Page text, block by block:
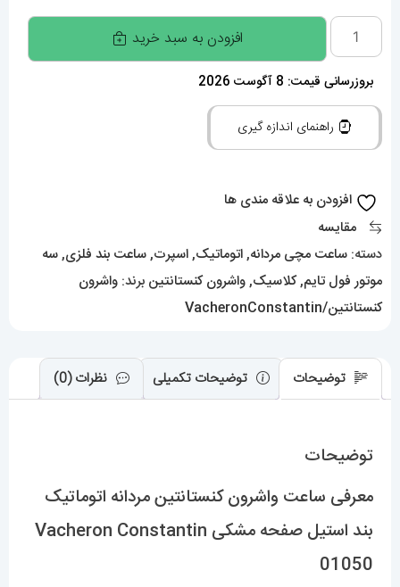
ساعت
واشرون
کنستانتین
مردانه
اتوماتیک
صفحه
Constantin
افزودن به سبد خرید
بروزرسانی قیمت: 8 آگوست 2026
راهنمای اندازه گیری
افزودن به علاقه مندی ها
مقایسه
دسته: ساعت مچی مردانه,اتوماتیک,اسپرت,ساعت بند فلزی,سه
موتور فول تایم,کلاسیک,واشرون کنستانتین برند: واشرون
کنستانتین/VacheronConstantin
توضیحات توضیحات تکمیلی نظرات (0)
توضیحات
معرفی ساعت واشرون کنستانتین مردانه اتوماتیک
بند استیل صفحه مشکی Vacheron Constantin
01050